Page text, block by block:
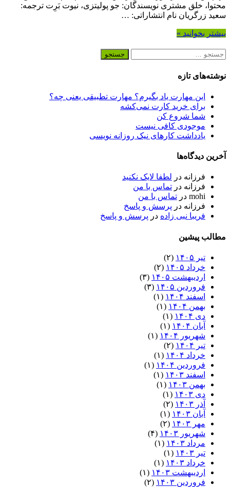
محتوا، خلق مشتری نویسندگان: جو پولیتزی، نیوت بَرِت ترجمه:
سعید زرگریان نام انتشاراتی: …
بیشتر بخوانید »
جستجو
نوشته‌های تازه
این مهارت یاد بگیرم؟ مهارت تطبیقی یعنی چه؟
برای خرید کارت نمی‌‌کشه
شما شروع کن
موجودی کافی نیست
یادداشت کارهای نیک روزانه نویسی
آخرین دیدگاه‌ها
فرزانه در لطفا لایک نکنید
فرزانه در تماس با من
mohi در تماس با من
فرزانه در پرسش و پاسخ
فریبا نبی زاده در پرسش و پاسخ
مطالب پیشین
تیر ۱۴۰۵
(۲)
خرداد ۱۴۰۵
(۲)
اردیبهشت ۱۴۰۵
(۳)
فروردین ۱۴۰۵
(۳)
اسفند ۱۴۰۴
(۱)
بهمن ۱۴۰۴
(۱)
دی ۱۴۰۴
(۱)
آبان ۱۴۰۴
(۱)
شهریور ۱۴۰۴
(۱)
تیر ۱۴۰۴
(۲)
خرداد ۱۴۰۴
(۱)
فروردین ۱۴۰۴
(۱)
اسفند ۱۴۰۳
(۱)
بهمن ۱۴۰۳
(۱)
دی ۱۴۰۳
(۱)
آذر ۱۴۰۳
(۲)
آبان ۱۴۰۳
(۱)
مهر ۱۴۰۳
(۲)
شهریور ۱۴۰۳
(۴)
مرداد ۱۴۰۳
(۱)
تیر ۱۴۰۳
(۱)
خرداد ۱۴۰۳
(۱)
اردیبهشت ۱۴۰۳
(۱)
فروردین ۱۴۰۳
(۲)